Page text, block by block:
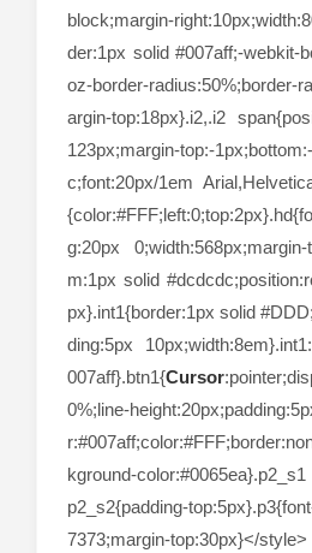
block;margin-
der:1px solid #007aff;-webkit-
oz-border-radius:50%;border-
argin-top:18px}.i2,.i2
123px;margin-top:-
c;font:20px/1em
g:20px 0;width:568px;margin-
m:1px solid
px}.int1{border:1px solid
ding:5px
007aff}.btn1{Cursor
0%;line-
kground-
p2_s2{padding-
7373;margin-top:30px}</style>